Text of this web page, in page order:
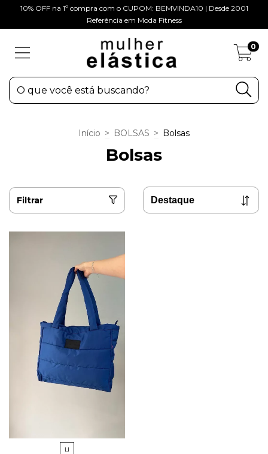
10% OFF na 1º compra com o CUPOM: BEMVINDA10 | Desde 2001
Referência em Moda Fitness
0
Início > BOLSAS > Bolsas
Bolsas
Filtrar
U